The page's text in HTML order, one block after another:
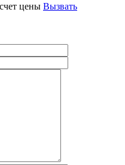
цены Вызвать